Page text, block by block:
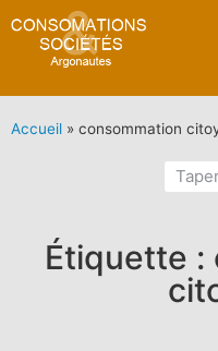
Accueil » consommation
Étiquette :